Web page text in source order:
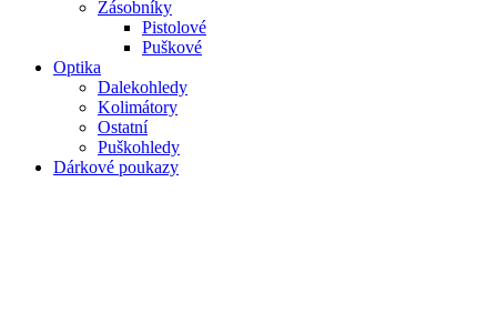
Zásobníky
Pistolové
Puškové
Optika
Dalekohledy
Kolimátory
Ostatní
Puškohledy
Dárkové poukazy